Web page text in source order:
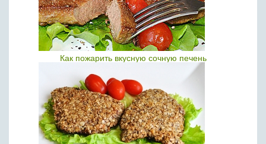
Как пожарить вкусную сочную печень